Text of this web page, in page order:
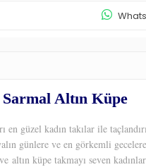
Altın Küpe
en güzel kadın takılar ile
günlere ve en görkemli
altın küpe takmayı seven